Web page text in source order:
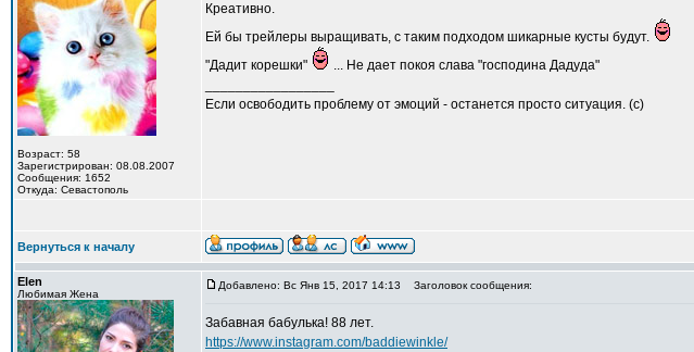
Возраст: 58
Зарегистрирован: 08.08.2007
Сообщения: 1652
Откуда: Севастополь
Креативно.
Ей бы трейлеры выращивать, с таким подходом шикарные кусты будут.
"Дадит корешки"
... Не дает покоя слава "господина Дадуда"
Если освободить проблему от эмоций - останется просто ситуация. (с)
Вернуться к началу
Elen
Любимая Жена
Добавлено: Вс Янв 15, 2017 14:13 Заголовок сообщения:
Забавная бабулька! 88 лет.
https://www.instagram.com/baddiewinkle/